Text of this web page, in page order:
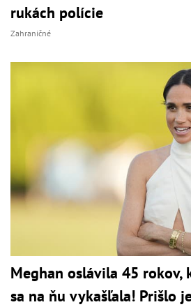
rukách polície
Zahraničné
Meghan oslávila 45 rokov,
sa na ňu vykašľala! Prišlo